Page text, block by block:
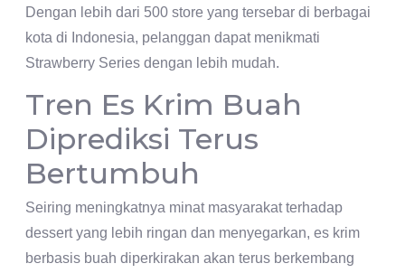
Dengan lebih dari 500 store yang tersebar di berbagai
kota di Indonesia, pelanggan dapat menikmati
Strawberry Series dengan lebih mudah.
Tren Es Krim Buah
Diprediksi Terus
Bertumbuh
Seiring meningkatnya minat masyarakat terhadap
dessert yang lebih ringan dan menyegarkan, es krim
berbasis buah diperkirakan akan terus berkembang